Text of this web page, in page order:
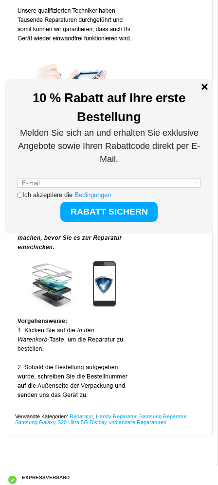
Verwandte Kategorien: Reparatur, Handy Reparatur, Samsung Reparatur,
Samsung Galaxy S20 Ultra 5G Display und andere Reparaturen
EXPRESSVERSAND